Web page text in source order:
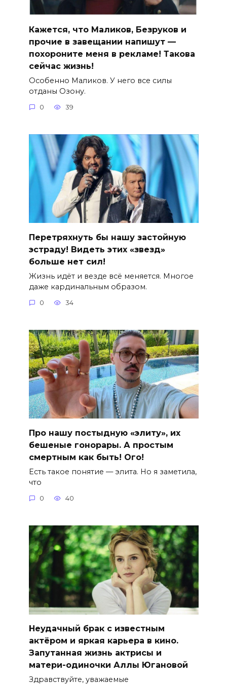
Кажется, что Маликов, Безруков и
прочие в завещании напишут —
похороните меня в рекламе! Такова
сейчас жизнь!
Особенно Маликов. У него все силы
отданы Озону.
0 39
Перетряхнуть бы нашу застойную
эстраду! Видеть этих «звезд»
больше нет сил!
Жизнь идёт и везде всё меняется. Многое
даже кардинальным образом.
0 34
Про нашу постыдную «элиту», их
бешеные гонорары. А простым
смертным как быть! Ого!
Есть такое понятие — элита. Но я заметила,
что
0 40
Неудачный брак с известным
актёром и яркая карьера в кино.
Запутанная жизнь актрисы и
матери-одиночки Аллы Югановой
Здравствуйте, уважаемые